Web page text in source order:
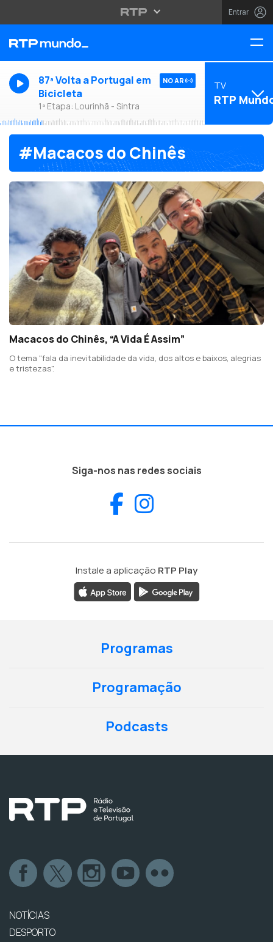
Entrar
87ª Volta a Portugal em
Bicicleta
1ª Etapa: Lourinhã - Sintra
NO AR TV
RTP
#Macacos do Chinês
Macacos do Chinês, “A Vida É Assim”
O tema "fala da inevitabilidade da vida, dos altos e baixos, alegrias
e tristezas".
Siga-nos nas redes sociais
Facebook
Instale a aplicação RTP Play
Programas
Programação
Podcasts
NOTÍCIAS
DESPORTO